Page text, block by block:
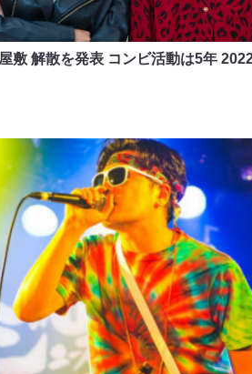
敷 解散を発表 コンビ活動は5年